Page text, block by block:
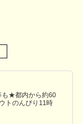
も★都内から約60
トのんびり11時